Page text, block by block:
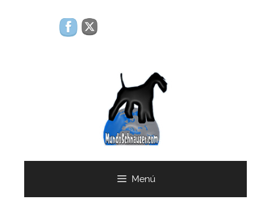
Menú